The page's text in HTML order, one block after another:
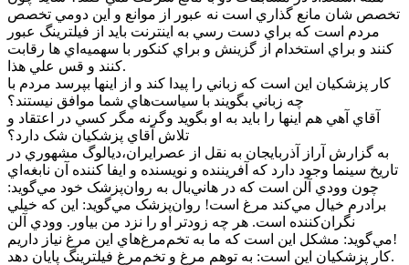
تخصص شان مانع گذاري است نه عبور از موانع و اين دومي تخصص
مردم است که براي دست رسي به اينترنت بايد از فيلترينگ عبور
کنند و براي استخدام از گزينش و براي کنکور با سهميه‌اي ها رقابت
کنند و قس علي هذا.
کار پزشکيان اين است که زباني را پيدا کند و از اينها بپرسد مردم با
چه زباني بگويند با سياست‌هاي شما موافق نيستند؟
آقاي آهي هم اينها را بايد به او بگويد وگرنه مگر کسي در اعتقاد و
تلاش آقاي پزشکيان شک دارد؟
به گزارش آراز آذربايجان به نقل از عصرايران،ديالوگ مشهوري در
تاريخ سينما وجود دارد که آفريننده و نويسنده و ايفا کننده آن نابغه‌اي
چون وودي آلن است که در هاني‌بال به روان‌پزشک خود مي‌گويد:
برادرم خيال مي‌کند مرغ است! روان‌پزشک مي‌گويد: اين که خيلي
نگران‌کننده است. هر چه زودتر او را نزد من بياور. وودي آلن
مي‌گويد: مشکل اين است که ما به تخم‌مرغ‌هاي اين مرغ نياز داريم!
کار پزشکيان اين است: به توهم مرغ و تخم‌مرغ فيلترينگ پايان دهد.